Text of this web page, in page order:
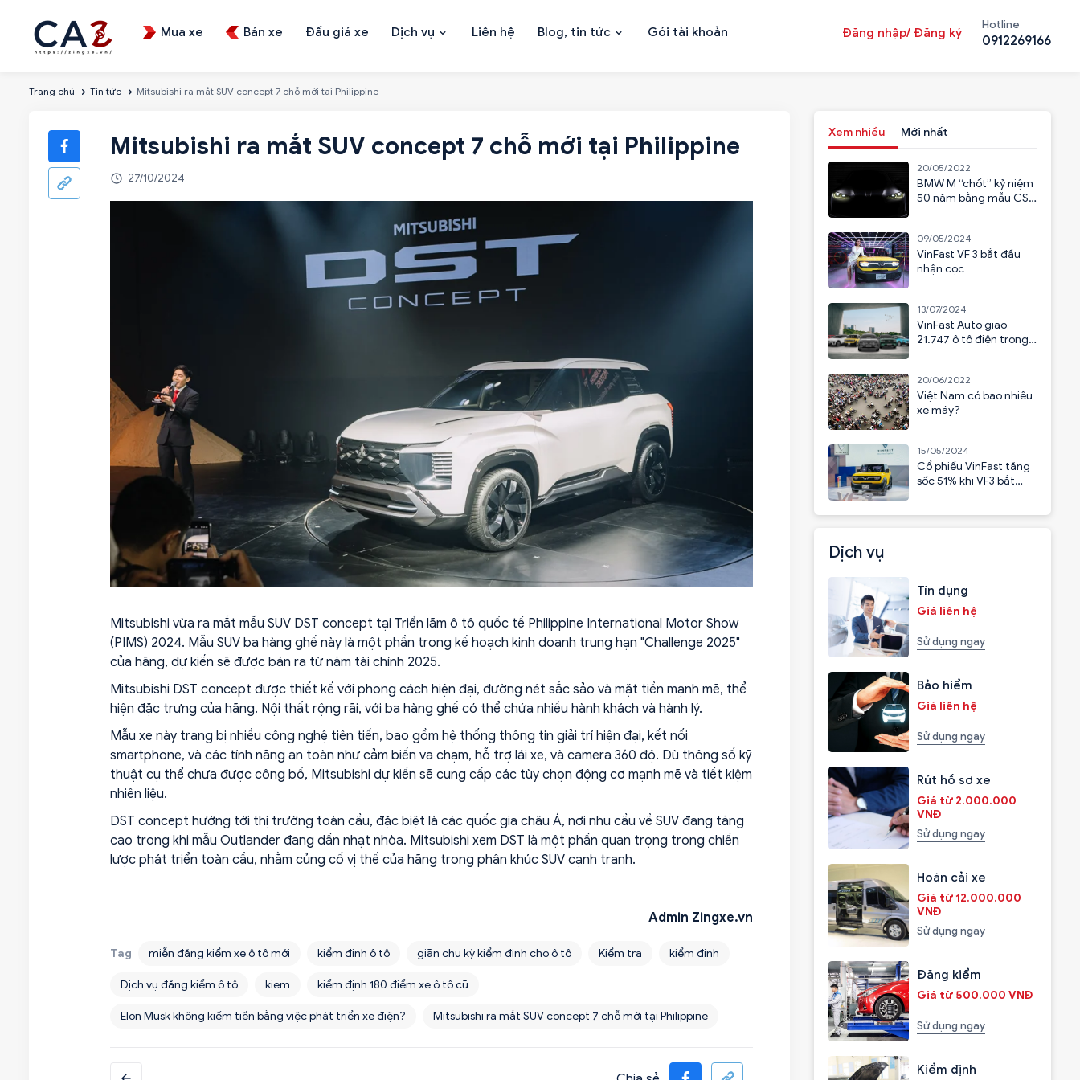
Mua xe Bán xe Đấu giá xe Dịch vụ Liên hệ Blog, tin tức Gói tài khoản Đăng nhập/ Đăng ký
Hotline
0912269166
Trang chủ Tin tức Mitsubishi ra mắt SUV concept 7 chỗ mới tại Philippine
Mitsubishi ra mắt SUV concept 7 chỗ mới tại Philippine
27/10/2024
Mitsubishi vừa ra mắt mẫu SUV DST concept tại Triển lãm ô tô quốc tế Philippine International Motor Show
(PIMS) 2024. Mẫu SUV ba hàng ghế này là một phần trong kế hoạch kinh doanh trung hạn "Challenge 2025"
của hãng, dự kiến sẽ được bán ra từ năm tài chính 2025.
Mitsubishi DST concept được thiết kế với phong cách hiện đại, đường nét sắc sảo và mặt tiền mạnh mẽ, thể
hiện đặc trưng của hãng. Nội thất rộng rãi, với ba hàng ghế có thể chứa nhiều hành khách và hành lý.
Mẫu xe này trang bị nhiều công nghệ tiên tiến, bao gồm hệ thống thông tin giải trí hiện đại, kết nối
smartphone, và các tính năng an toàn như cảm biến va chạm, hỗ trợ lái xe, và camera 360 độ. Dù thông số kỹ
thuật cụ thể chưa được công bố, Mitsubishi dự kiến sẽ cung cấp các tùy chọn động cơ mạnh mẽ và tiết kiệm
nhiên liệu.
DST concept hướng tới thị trường toàn cầu, đặc biệt là các quốc gia châu Á, nơi nhu cầu về SUV đang tăng
cao trong khi mẫu Outlander đang dần nhạt nhòa. Mitsubishi xem DST là một phần quan trọng trong chiến
lược phát triển toàn cầu, nhằm củng cố vị thế của hãng trong phân khúc SUV cạnh tranh.
Admin Zingxe.vn
Tag miễn đăng kiểm xe ô tô mới kiểm định ô tô giãn chu kỳ kiểm định cho ô tô Kiểm tra kiểm định
Dịch vụ đăng kiểm ô tô kiem kiểm định 180 điểm xe ô tô cũ
Elon Musk không kiếm tiền bằng việc phát triển xe điện? Mitsubishi ra mắt SUV concept 7 chỗ mới tại Philippine
Xem nhiều Mới nhất
20/05/2022
BMW M “chốt” kỷ niệm
50 năm bằng mẫu CSL
09/05/2024
VinFast VF 3 bắt đầu
nhận cọc
13/07/2024
VinFast Auto giao
21.747 ô tô điện trong
20/06/2022
Việt Nam có bao nhiêu
xe máy?
15/05/2024
Cổ phiếu VinFast tăng
sốc 51% khi VF3 bắt
Dịch vụ
Tín dụng
Giá liên hệ
Sử dụng ngay
Bảo hiểm
Giá liên hệ
Sử dụng ngay
Rút hồ sơ xe
Giá từ 2.000.000
VNĐ
Sử dụng ngay
Hoán cải xe
Giá từ 12.000.000
VNĐ
Sử dụng ngay
Đăng kiểm
Giá từ 500.000 VNĐ
Sử dụng ngay
Kiểm định